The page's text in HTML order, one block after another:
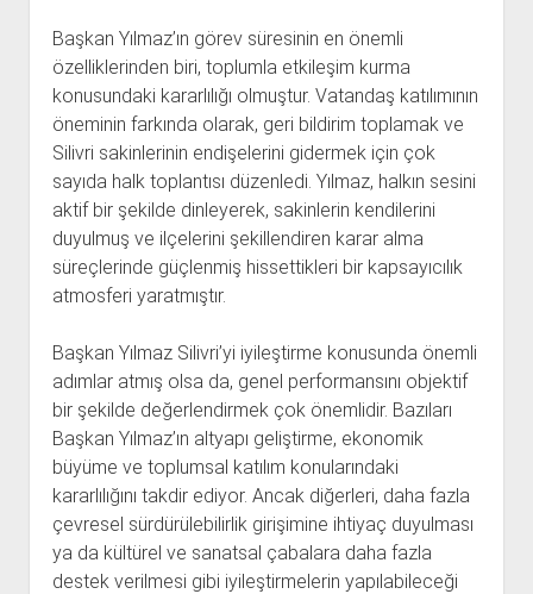
Başkan Yılmaz’ın görev süresinin en önemli
özelliklerinden biri, toplumla etkileşim kurma
konusundaki kararlılığı olmuştur. Vatandaş katılımının
öneminin farkında olarak, geri bildirim toplamak ve
Silivri sakinlerinin endişelerini gidermek için çok
sayıda halk toplantısı düzenledi. Yılmaz, halkın sesini
aktif bir şekilde dinleyerek, sakinlerin kendilerini
duyulmuş ve ilçelerini şekillendiren karar alma
süreçlerinde güçlenmiş hissettikleri bir kapsayıcılık
atmosferi yaratmıştır.
Başkan Yılmaz Silivri’yi iyileştirme konusunda önemli
adımlar atmış olsa da, genel performansını objektif
bir şekilde değerlendirmek çok önemlidir. Bazıları
Başkan Yılmaz’ın altyapı geliştirme, ekonomik
büyüme ve toplumsal katılım konularındaki
kararlılığını takdir ediyor. Ancak diğerleri, daha fazla
çevresel sürdürülebilirlik girişimine ihtiyaç duyulması
ya da kültürel ve sanatsal çabalara daha fazla
destek verilmesi gibi iyileştirmelerin yapılabileceği